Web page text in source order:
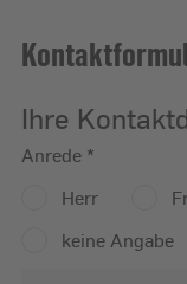
Ihre
Anrede
Anrede *
Herr
keine Angabe